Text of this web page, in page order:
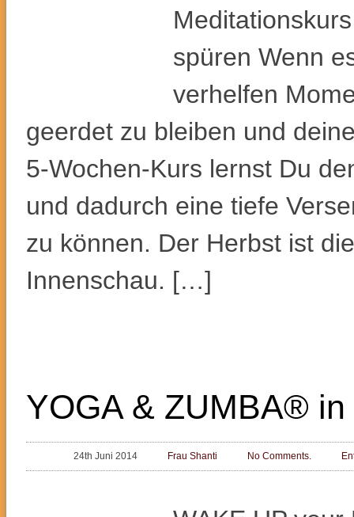
spüren Wenn
verhelfen
geerdet zu bleiben und
5-Wochen-Kurs lernst Du
und dadurch eine tiefe
zu können. Der Herbst ist
Innenschau. […]
YOGA & ZUMBA®
24th Juni 2014 Frau Shanti No Comments.